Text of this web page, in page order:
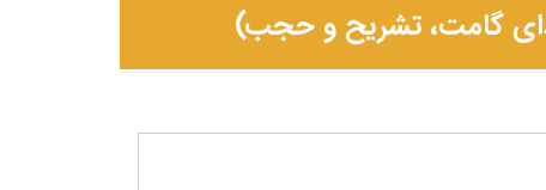
گامت، تشریح و حجب)